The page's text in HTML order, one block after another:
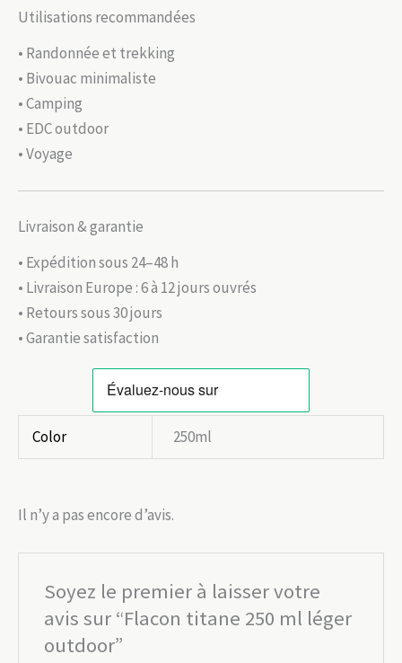
Utilisations recommandées
• Randonnée et trekking
• Bivouac minimaliste
• Camping
• EDC outdoor
• Voyage
Livraison & garantie
• Expédition sous 24–48 h
• Livraison Europe : 6 à 12 jours ouvrés
• Retours sous 30 jours
• Garantie satisfaction
Color 250ml
Il n’y a pas encore d’avis.
Soyez le premier à laisser votre
avis sur “Flacon titane 250 ml léger
outdoor”